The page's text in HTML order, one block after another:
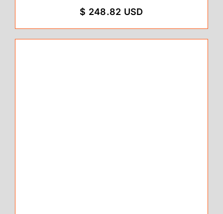
$ 248.82 USD